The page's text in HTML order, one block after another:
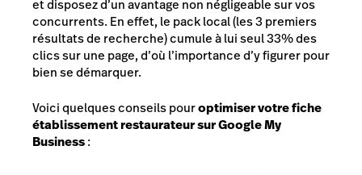
et disposez d’un avantage non négligeable sur vos
concurrents. En effet, le pack local (les 3 premiers
résultats de recherche)cumule à lui seul 33% des
clics sur une page, d’où l’importance d’y figurer pour
bien se démarquer.
Voici quelques conseils pouroptimiser votre fiche
établissement restaurateur sur Google My
Business: